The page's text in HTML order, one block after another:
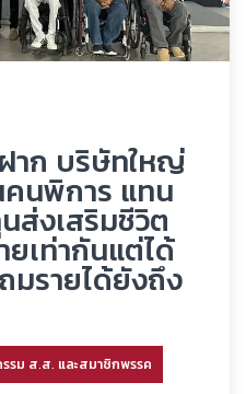
าก บริษัทใหญ่
คนพิการ แทน
ส่งเสริมชีวิต
เท่ากันแต่ได้
มรายได้ยังถึง
รรม ส.ส. และสมาชิกพรรค